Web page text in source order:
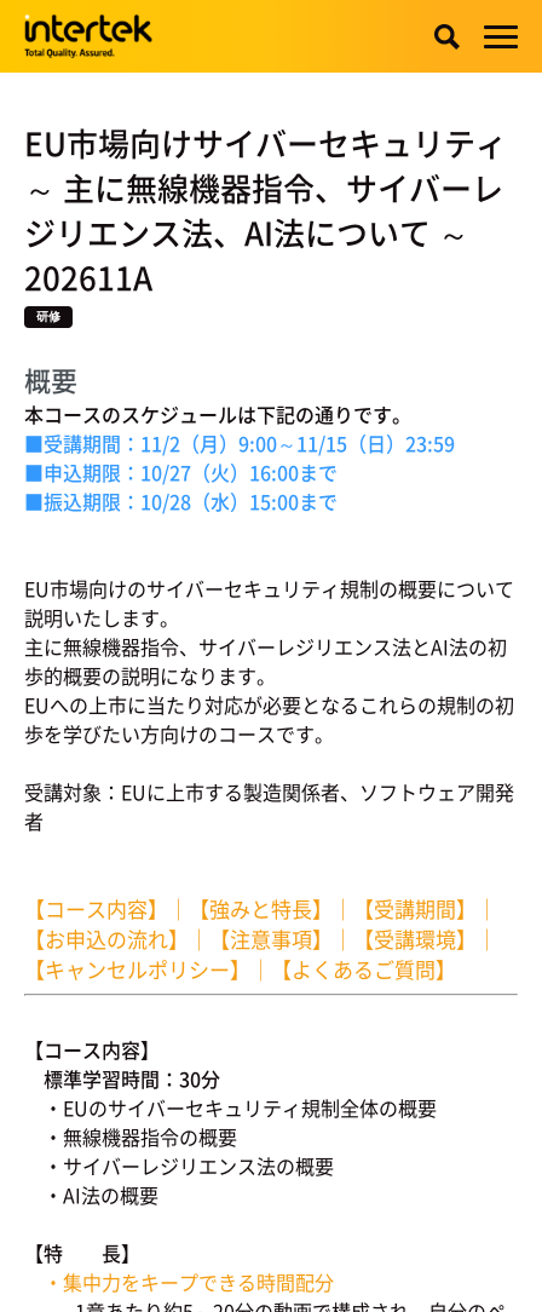
EU市場向けサイバーセキュリティ
～ 主に無線機器指令、サイバーレ
ジリエンス法、AI法について ～
202611A
研修
概要
本コースのスケジュールは下記の通りです。
■受講期間：11/2（月）9:00～11/15（日）23:59
■申込期限：10/27（火）16:00まで
■振込期限：10/28（水）15:00まで
EU市場向けのサイバーセキュリティ規制の概要について
説明いたします。
主に無線機器指令、サイバーレジリエンス法とAI法の初
歩的概要の説明になります。
EUへの上市に当たり対応が必要となるこれらの規制の初
歩を学びたい方向けのコースです。
受講対象：EUに上市する製造関係者、ソフトウェア開発
者
【コース内容】 ｜ 【強みと特長】 ｜ 【受講期間】
｜
【お申込の流れ】
｜ 【注意事項】 ｜ 【受講環境】
｜
【キャンセルポリシー】
｜ 【よくあるご質問】
【コース内容】
標準学習時間：30分
・EUのサイバーセキュリティ規制全体の概要
・無線機器指令の概要
・サイバーレジリエンス法の概要
・AI法の概要
【特 長】
・集中力をキープできる時間配分